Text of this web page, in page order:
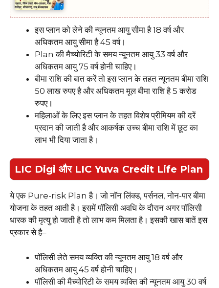
इस प्लान को लेने की न्यूनतम आयु सीमा है 18 वर्ष और
अधिकतम आयु सीमा है 45 वर्ष।
Plan की मैच्योरिटी के समय न्यूनतम आयु 33 वर्ष और
अधिकतम आयु 75 वर्ष होनी चाहिए।
बीमा राशि की बात करें तो इस प्लान के तहत न्यूनतम बीमा राशि
50 लाख रुपए है और अधिकतम मूल बीमा राशि है 5 करोड
रुपए।
महिलाओं के लिए इस प्लान के तहत विशेष प्रीमियम की दरें
प्रदान की जाती है और आकर्षक उच्च बीमा राशि में छूट का
लाभ भी दिया जाता है।
LIC Digi और LIC Yuva Credit Life Plan
ये एक Pure-risk Plan है। जो नॉन लिंक्ड, पर्सनल, नोन-पार बीमा
योजना के तहत आती है। इसमें पॉलिसी अवधि के दौरान अगर पॉलिसी
धारक की मृत्यु हो जाती है तो लाभ कम मिलता है। इसकी खास बातें इस
प्रकार से है–
पॉलिसी लेते समय व्यक्ति की न्यूनतम आयु 18 वर्ष और
अधिकतम आयु 45 वर्ष होनी चाहिए।
पॉलिसी की मैच्योरिटी के समय व्यक्ति की न्यूनतम आयु 30 वर्ष